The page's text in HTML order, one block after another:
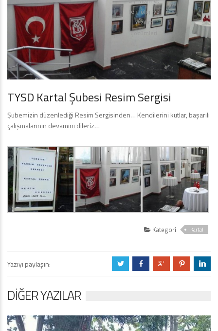
TYSD Kartal Şubesi Resim Sergisi
Şubemizin düzenlediği Resim Sergisinden… Kendilerini kutlar, başarılı
çalışmalarının devamını dileriz…
Kategori Kartal
Yazıyı paylaşın: a b c d j
DIĞER YAZILAR
Teknoloji ve
Yazılım
Çözümleri